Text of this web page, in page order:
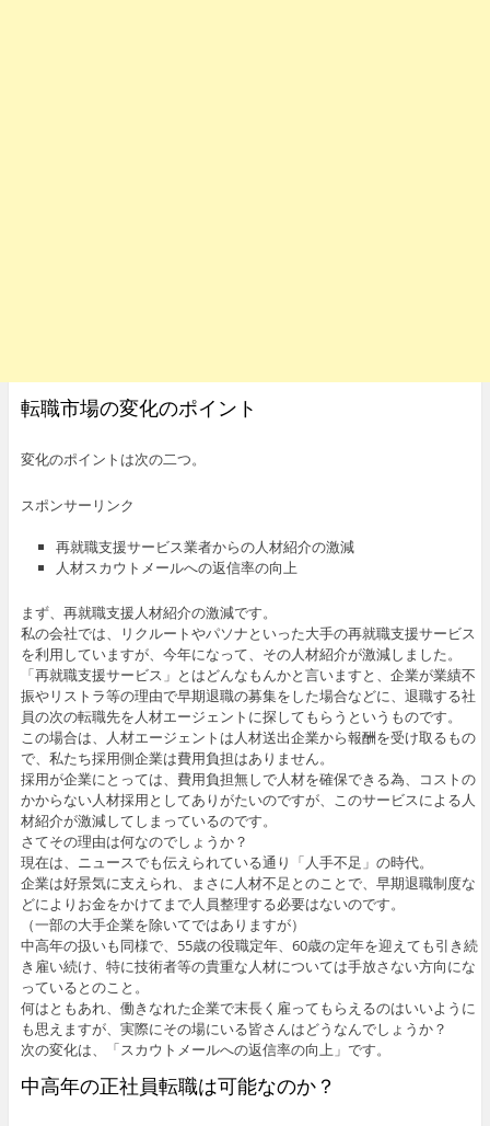
転職市場の変化のポイント
変化のポイントは次の二つ。
スポンサーリンク
再就職支援サービス業者からの人材紹介の激減
人材スカウトメールへの返信率の向上
まず、再就職支援人材紹介の激減です。
私の会社では、リクルートやパソナといった大手の再就職支援サービス
を利用していますが、今年になって、その人材紹介が激減しました。
「再就職支援サービス」とはどんなもんかと言いますと、企業が業績不
振やリストラ等の理由で早期退職の募集をした場合などに、退職する社
員の次の転職先を人材エージェントに探してもらうというものです。
この場合は、人材エージェントは人材送出企業から報酬を受け取るもの
で、私たち採用側企業は費用負担はありません。
採用が企業にとっては、費用負担無しで人材を確保できる為、コストの
かからない人材採用としてありがたいのですが、このサービスによる人
材紹介が激減してしまっているのです。
さてその理由は何なのでしょうか？
現在は、ニュースでも伝えられている通り「人手不足」の時代。
企業は好景気に支えられ、まさに人材不足とのことで、早期退職制度な
どによりお金をかけてまで人員整理する必要はないのです。
（一部の大手企業を除いてではありますが）
中高年の扱いも同様で、55歳の役職定年、60歳の定年を迎えても引き続
き雇い続け、特に技術者等の貴重な人材については手放さない方向にな
っているとのこと。
何はともあれ、働きなれた企業で末長く雇ってもらえるのはいいように
も思えますが、実際にその場にいる皆さんはどうなんでしょうか？
次の変化は、「スカウトメールへの返信率の向上」です。
中高年の正社員転職は可能なのか？